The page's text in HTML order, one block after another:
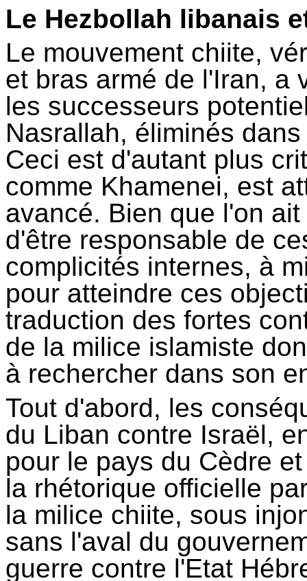
Le Hezbollah libanais
Le mouvement chiite,
et bras armé de l'Iran, a
les successeurs
Nasrallah, éliminés
Ceci est d'autant plus
comme Khamenei, est
avancé. Bien que l'on
d'être responsable de
complicités internes, à
pour atteindre ces
traduction des fortes
de la milice islamiste
à rechercher dans son
Tout d'abord, les
du Liban contre Israël,
pour le pays du Cèdre
la rhétorique officielle
la milice chiite, sous
sans l'aval du
guerre contre l'Etat